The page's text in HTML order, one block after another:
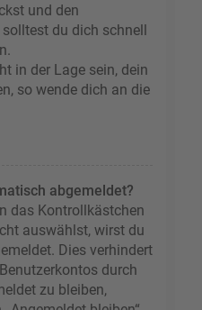
und den
du dich schnell
in der Lage sein, dein
so wende dich an die
abgemeldet?
das Kontrollkästchen
auswählst, wirst du
Dies verhindert
durch
zu bleiben,